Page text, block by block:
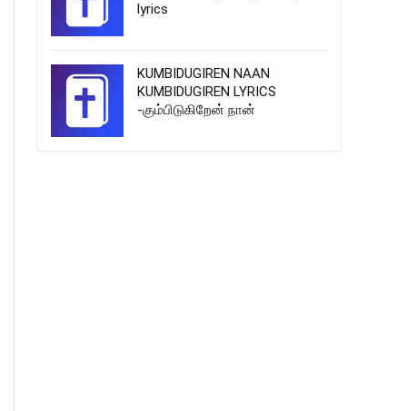
lyrics
KUMBIDUGIREN NAAN
KUMBIDUGIREN LYRICS
-கும்பிடுகிறேன் நான்